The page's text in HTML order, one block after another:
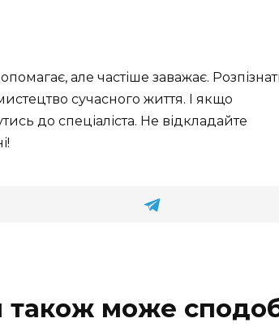
але частіше заважає.
сучасного життя. І якщо
до спеціаліста. Не відкладайте
також може